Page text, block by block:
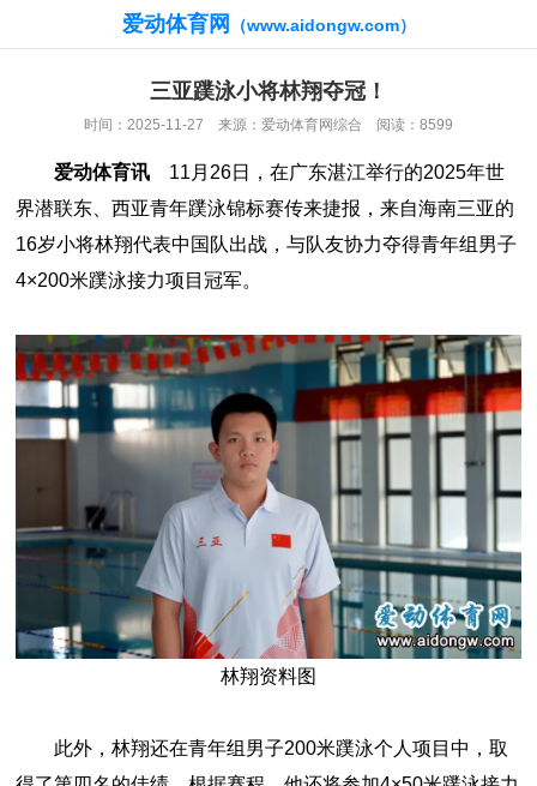
爱动体育网 （www.aidongw.com）
三亚蹼泳小将林翔夺冠！
时间：2025-11-27 来源：爱动体育网综合 阅读：8599
爱动体育讯 11月26日，在广东湛江举行的2025年世
界潜联东、西亚青年蹼泳锦标赛传来捷报，来自海南三亚的
16岁小将林翔代表中国队出战，与队友协力夺得青年组男子
4×200米蹼泳接力项目冠军。
林翔资料图
此外，林翔还在青年组男子200米蹼泳个人项目中，取